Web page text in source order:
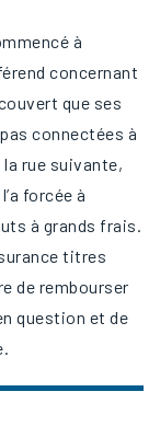
à
concernant
que ses
connectées à
rue suivante,
forcée à
à grands frais.
titres
de rembourser
question et de